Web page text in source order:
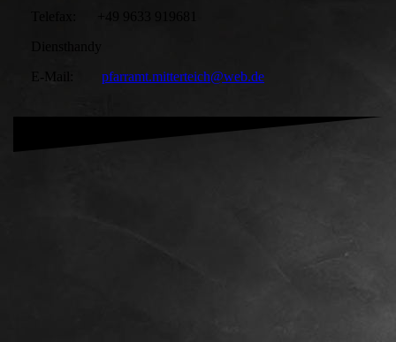
E-Mail: pfarramt.mitterteich@web.de